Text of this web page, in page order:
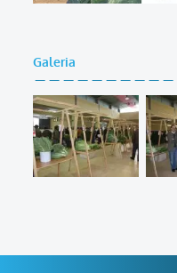
Galeria